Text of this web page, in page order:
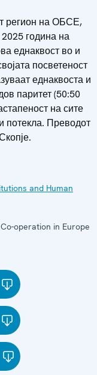
регион на ОБСЕ,
година на
еднаквост во и
посветеност
еднаквоста и
паритет (50:50
на сите
потекла. Преводот
and Human
operation in Europe